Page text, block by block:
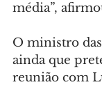
média”,
O ministro
ainda que
reunião com